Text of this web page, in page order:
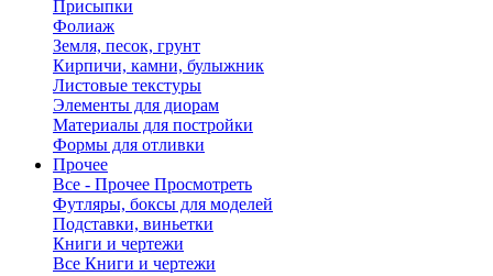
Присыпки
Фолиаж
Земля, песок, грунт
Кирпичи, камни, булыжник
Листовые текстуры
Элементы для диорам
Материалы для постройки
Формы для отливки
Прочее
Все - Прочее Просмотреть
Футляры, боксы для моделей
Подставки, виньетки
Книги и чертежи
Все Книги и чертежи